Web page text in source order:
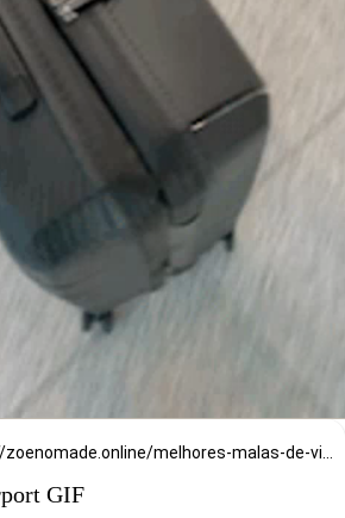
https://zoenomade.online/melhores-malas-de-viagem-guia-completo-para-2024/
GIF